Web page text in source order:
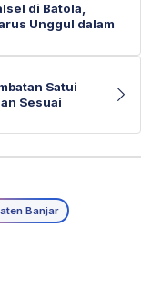
di Batola,
Unggul dalam
Satui
Sesuai
Banjar